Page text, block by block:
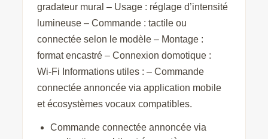
gradateur mural – Usage : réglage d’intensité
lumineuse – Commande : tactile ou
connectée selon le modèle – Montage :
format encastré – Connexion domotique :
Wi‑Fi Informations utiles : – Commande
connectée annoncée via application mobile
et écosystèmes vocaux compatibles.
Commande connectée annoncée via